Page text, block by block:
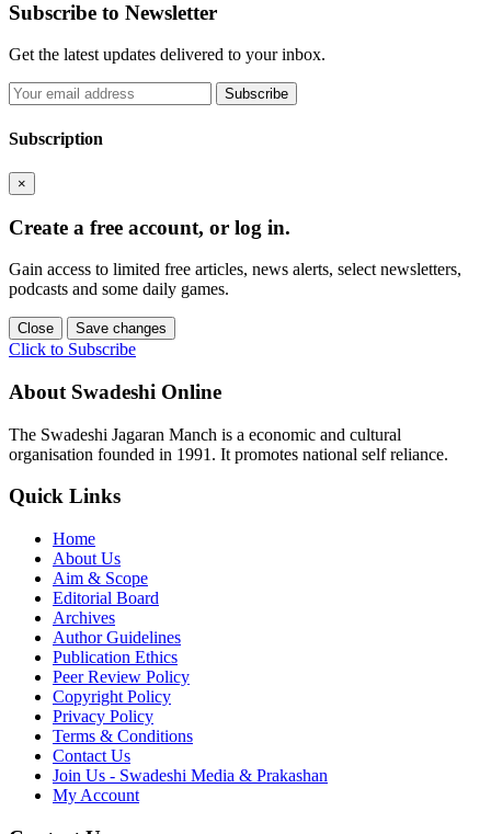
Subscribe to Newsletter
Get the latest updates delivered to your inbox.
Subscribe
Subscription
×
Create a free account, or log in.
Gain access to limited free articles, news alerts, select newsletters,
podcasts and some daily games.
Close Save changes
Click to Subscribe
About Swadeshi Online
The Swadeshi Jagaran Manch is a economic and cultural
organisation founded in 1991. It promotes national self reliance.
Quick Links
Home
About Us
Aim & Scope
Editorial Board
Archives
Author Guidelines
Publication Ethics
Peer Review Policy
Copyright Policy
Privacy Policy
Terms & Conditions
Contact Us
Join Us - Swadeshi Media & Prakashan
My Account